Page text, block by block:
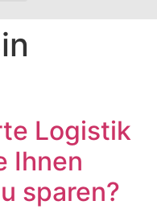
Logistik
Ihnen
sparen?